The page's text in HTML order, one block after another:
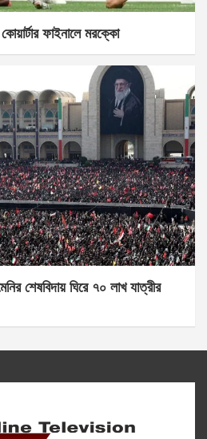
ফাইনালে মরক্কো
শেষবিদায় ঘিরে ৭০ লাখ যাত্রীর